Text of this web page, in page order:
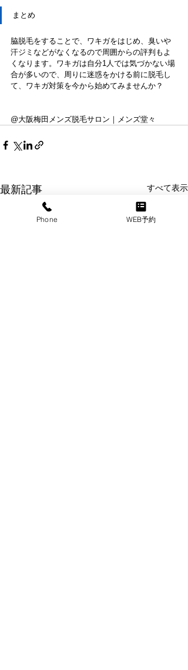
まとめ
脇脱毛をすることで、ワキガをはじめ、臭いや
汗ジミなどがなくなるので周囲からの評判もよ
くなります。ワキガは自分1人では気づかない場
合が多いので、周りに迷惑をかける前に脱毛し
て、ワキガ対策を今から始めてみませんか？
@大阪梅田メンズ脱毛サロン｜メンズ堂々
最新記事 すべて表示
Phone WEB予約